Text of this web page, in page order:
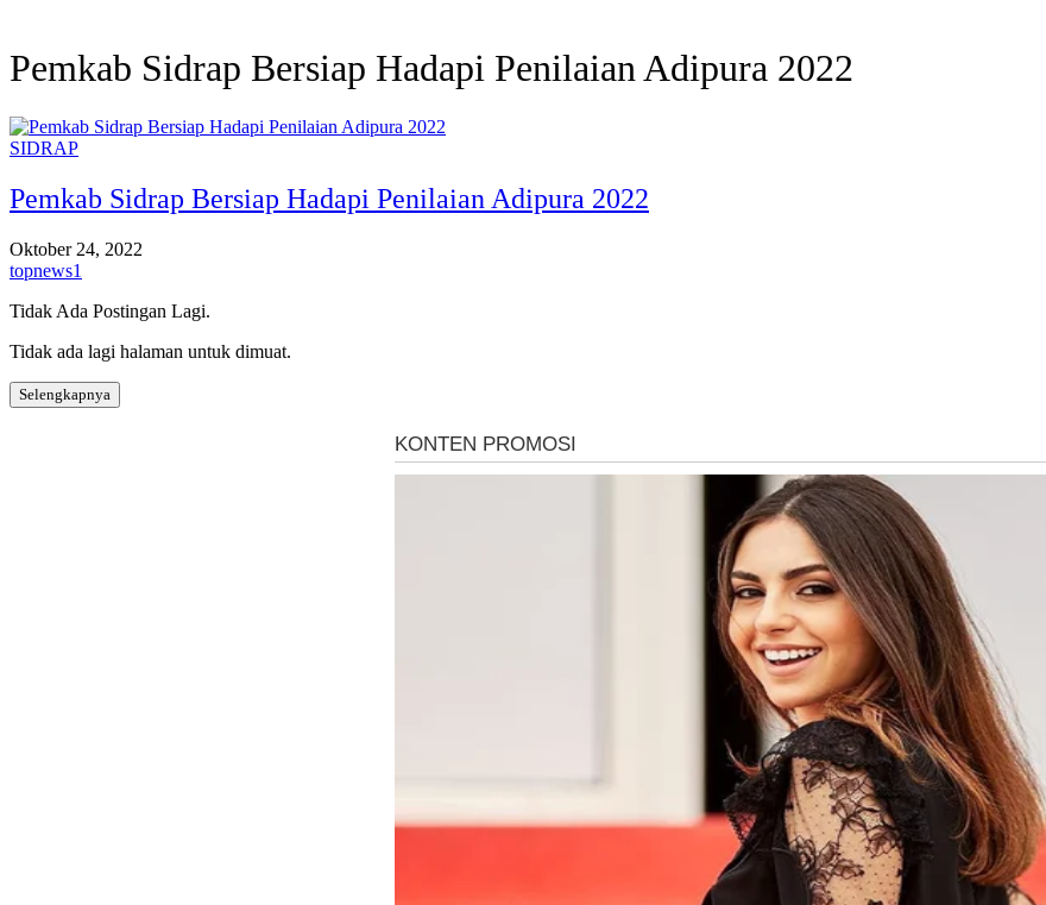
Pemkab Sidrap Bersiap Hadapi Penilaian Adipura 2022
SIDRAP
Pemkab Sidrap Bersiap Hadapi Penilaian Adipura 2022
Oktober 24, 2022
topnews1
Tidak Ada Postingan Lagi.
Tidak ada lagi halaman untuk dimuat.
Selengkapnya